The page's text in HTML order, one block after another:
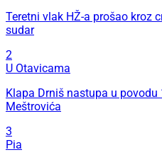
Teretni vlak HŽ-a prošao kroz
sudar
2
U Otavicama
Klapa Drniš nastupa u
Meštrovića
3
Pia